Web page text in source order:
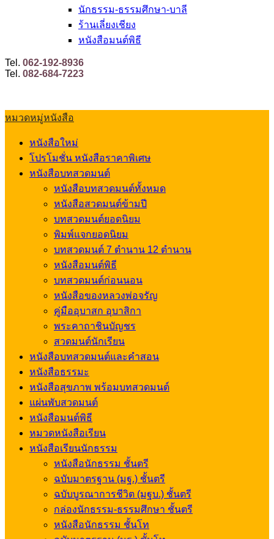
นักธรรม-ธรรมศึกษา-บาลี
ร้านเลี่ยงเชียง
หนังสือมนต์พิธี
Tel. 062-192-8936
Tel. 082-684-7223
หมวดหมู่หนังสือ
หนังสือใหม่
โปรโมชั่น หนังสือราคาพิเศษ
หนังสือบทสวดมนต์
หนังสือบทสวดมนต์ทั้งหมด
หนังสือสวดมนต์ข้ามปี
บทสวดมนต์ยอดนิยม
พิมพ์แจกยอดนิยม
บทสวดมนต์ 7 ตำนาน 12 ตำนาน
หนังสือมนต์พิธี
บทสวดมนต์ก่อนนอน
หนังสือของหลวงพ่อจรัญ
คู่มืออุบาสก อุบาสิกา
พระคาถาชินบัญชร
สวดมนต์นักเรียน
หนังสือบทสวดมนต์และคำสอน
หนังสือธรรมะ
หนังสือสุขภาพ พร้อมบทสวดมนต์
แผ่นพับสวดมนต์
หนังสือมนต์พิธี
หมวดหนังสือเรียน
หนังสือเรียนนักธรรม
หนังสือนักธรรม ชั้นตรี
ฉบับมาตรฐาน (มฐ.) ชั้นตรี
ฉบับบูรณาการชีวิต (มฐบ.) ชั้นตรี
กล่องนักธรรม-ธรรมศึกษา ชั้นตรี
หนังสือนักธรรม ชั้นโท